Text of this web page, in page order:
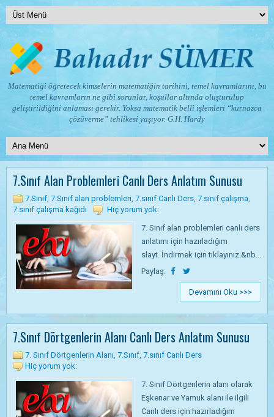
Matematiği öğretecek kimselerin matematiğin tarihini, temel kavramlarını, bu
temel kavramların ne gibi sorunlar, koşullar altında oluşturulup
geliştirildiğini anlaması gerekir. Yoksa matematik belli işlemleri “kurnazca
çözüverme” tehlikesi yaşıyor. G.H. Hardy
7.Sınıf Alan Problemleri Canlı Ders Anlatım Sunusu
7.Sınıf, 7.Sınıf alan problemleri, 7.sınıf Canlı Ders, 7.sınıf çalışma,
7.sınıf çalışma kağıdı
Hiç yorum yok:
7. Sınıf alan problemleri canlı ders
anlatımı için hazırladığım
slayt. İndirmek için tıklayınız.&nb...
Paylaş:
Devamını Oku >>>
7.Sınıf Dörtgenlerin Alanı Canlı Ders Anlatım Sunusu
7. Sınıf Dörtgenlerin Alanı, 7.Sınıf, 7.sınıf Canlı Ders
Hiç yorum yok:
7. Sınıf Dörtgenlerin alanı olarak
Eşkenar ve Yamuk alanı ile ilgili
Canlı ders için hazırladığım